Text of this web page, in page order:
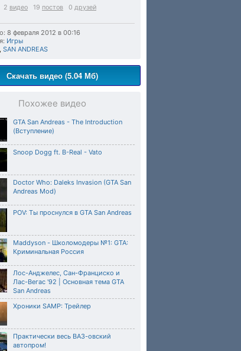
2 видео 19 постов 0 друзей
8 февраля 2012 в 00:16
Игры
, SAN ANDREAS
Скачать видео (5.04 Мб)
Похожее видео
GTA San Andreas - The Introduction
(Вступление)
Snoop Dogg ft. B-Real - Vato
Doctor Who: Daleks Invasion (GTA San
Andreas Mod)
POV: Ты проснулся в GTA San Andreas
Maddyson - Школомодеры №1: GTA:
Криминальная Россия
Лос-Анджелес, Сан-Франциско и
Лас-Вегас '92 | Основная тема GTA
San Andreas
Хроники SAMP: Трейлер
Практически весь ВАЗ-овский
автопром!